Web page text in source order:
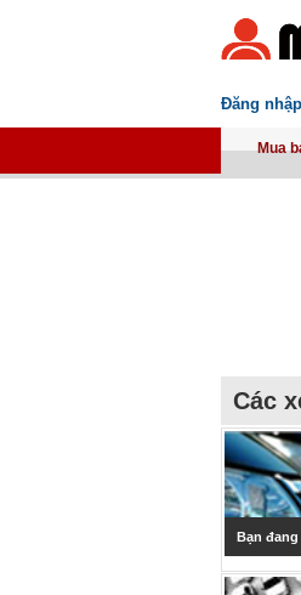
Đăng nhập
Mua
Các
Bạn đang